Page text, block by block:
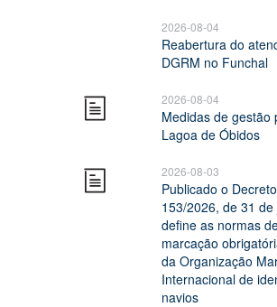
2026-08-04
Reabertura do
DGRM no Funchal
2026-08-04
Medidas de gestão
Lagoa de Óbidos
2026-08-03
Publicado o
153/2026, de 31
define as normas
marcação
da Organização
Internacional de
navios